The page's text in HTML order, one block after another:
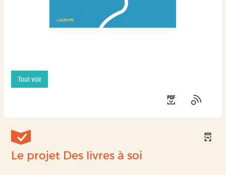
Tout voir
Le projet Des livres à soi